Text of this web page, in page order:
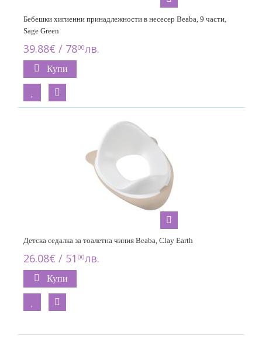
Бебешки хигиенни принадлежности в несесер Beaba, 9 части,
Sage Green
39.88€ / 7800лв.
Купи
Детска седалка за тоалетна чиния Beaba, Clay Earth
26.08€ / 51 00лв.
Купи